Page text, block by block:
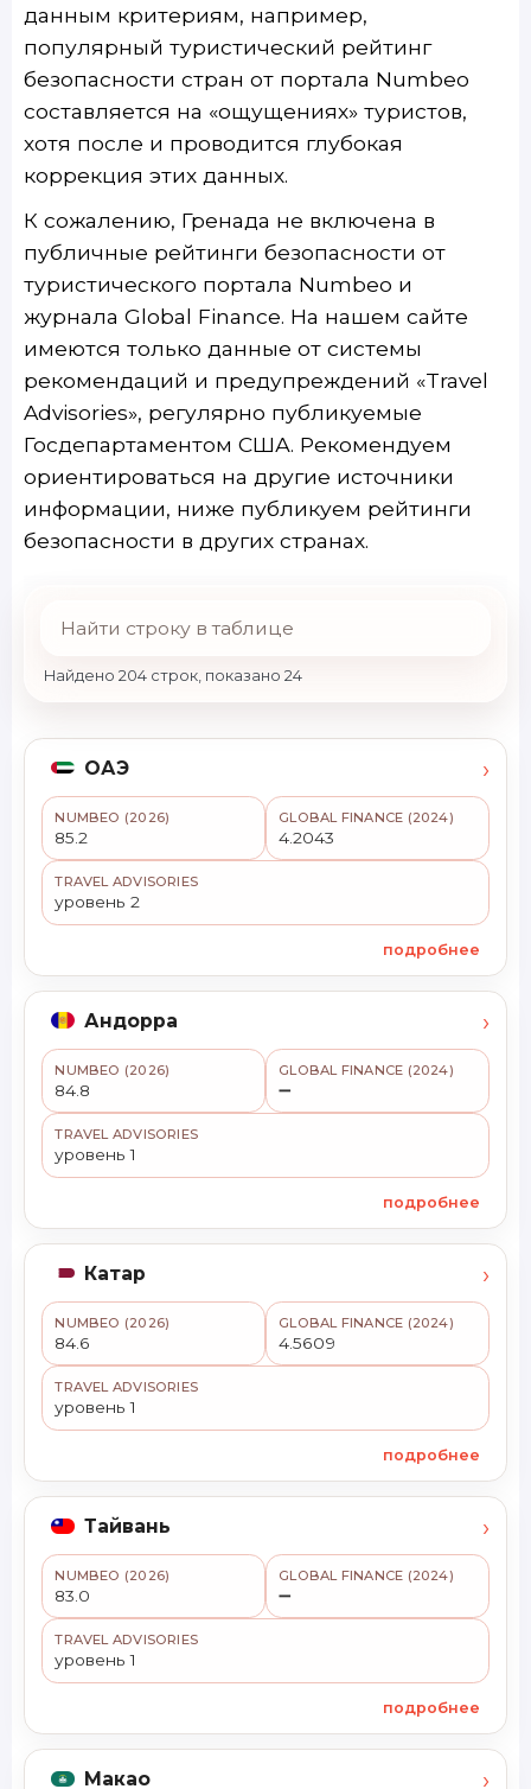
данным критериям, например,
популярный туристический рейтинг
безопасности стран от портала Numbeo
составляется на «ощущениях» туристов,
хотя после и проводится глубокая
коррекция этих данных.
К сожалению, Гренада не включена в
публичные рейтинги безопасности от
туристического портала Numbeo и
журнала Global Finance. На нашем сайте
имеются только данные от системы
рекомендаций и предупреждений «Travel
Advisories», регулярно публикуемые
Госдепартаментом США. Рекомендуем
ориентироваться на другие источники
информации, ниже публикуем рейтинги
безопасности в других странах.
Найдено 204 строк, показано 24
ОАЭ ›
NUMBEO (2026)
85.2
GLOBAL FINANCE (2024)
4.2043
TRAVEL ADVISORIES
уровень 2
подробнее
Андорра ›
NUMBEO (2026)
84.8
GLOBAL FINANCE (2024)
➖
TRAVEL ADVISORIES
уровень 1
подробнее
Катар ›
NUMBEO (2026)
84.6
GLOBAL FINANCE (2024)
4.5609
TRAVEL ADVISORIES
уровень 1
подробнее
Тайвань ›
NUMBEO (2026)
83.0
GLOBAL FINANCE (2024)
➖
TRAVEL ADVISORIES
уровень 1
подробнее
Макао ›